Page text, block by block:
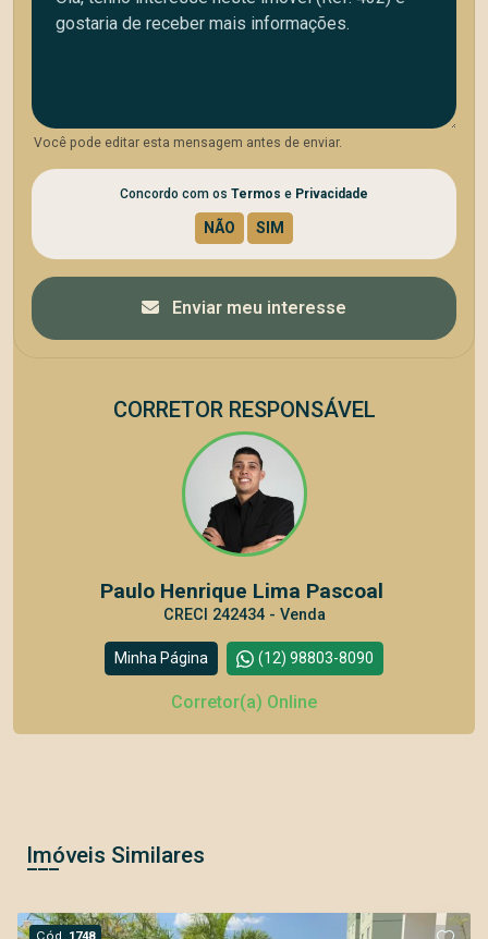
Você pode editar esta mensagem antes de enviar.
Concordo com os Termos e Privacidade
Enviar meu interesse
CORRETOR RESPONSÁVEL
Paulo Henrique Lima Pascoal
CRECI 242434 - Venda
Minha Página (12) 98803-8090
Corretor(a) Online
Imóveis Similares
Cód.